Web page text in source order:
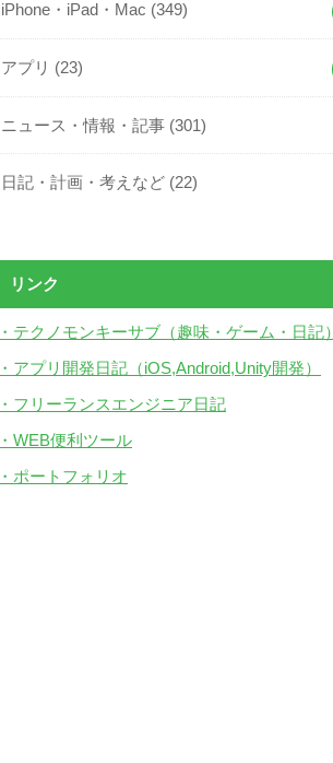
iPhone・iPad・Mac (349)
アプリ (23)
ニュース・情報・記事 (301)
日記・計画・考えなど (22)
リンク
・テクノモンキーサブ（趣味・ゲーム・日記）
・アプリ開発日記（iOS,Android,Unity開発）
・フリーランスエンジニア日記
・WEB便利ツール
・ポートフォリオ